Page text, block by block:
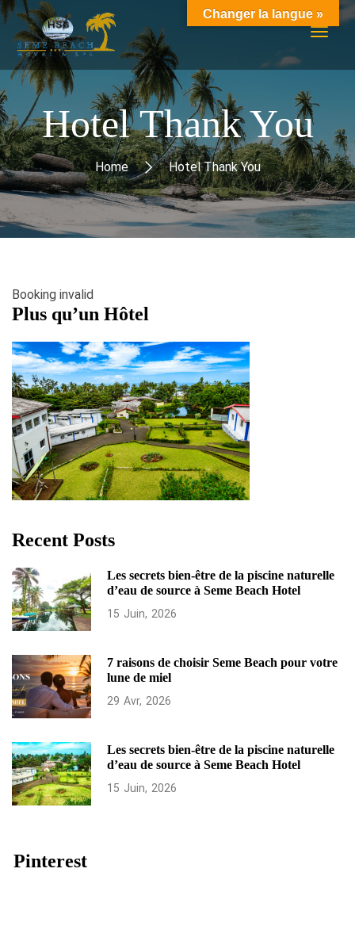
Hotel Thank You
Home Hotel Thank You
Booking invalid
Plus qu’un Hôtel
Recent Posts
Les secrets bien-être de la piscine naturelle
d’eau de source à Seme Beach Hotel
15 Juin 2026
7 raisons de choisir Seme Beach pour votre
lune de miel
29 Avr 2026
Les secrets bien-être de la piscine naturelle
d’eau de source à Seme Beach Hotel
15 Juin 2026
Pinterest
Changer la langue »